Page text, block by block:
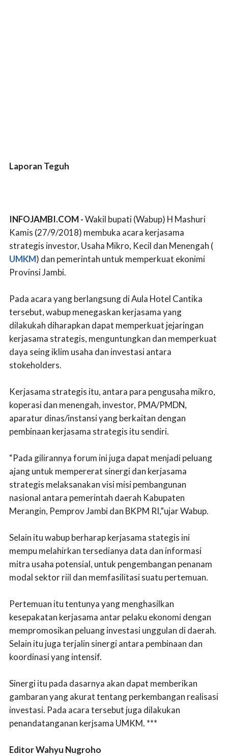
Laporan Teguh
INFOJAMBI.COM -Wakil bupati (Wabup) H Mashuri
Kamis (27/9/2018) membuka acara kerjasama
strategis investor, Usaha Mikro, Kecil dan Menengah (
UMKM) dan pemerintah untuk memperkuat ekonimi
Provinsi Jambi.
Pada acara yang berlangsung di Aula Hotel Cantika
tersebut, wabup menegaskan kerjasama yang
dilakukah diharapkan dapat memperkuat jejaringan
kerjasama strategis, menguntungkan dan memperkuat
daya seing iklim usaha dan investasi antara
stokeholders.
Kerjasama strategis itu, antara para pengusaha mikro,
koperasi dan menengah, investor, PMA/PMDN,
aparatur dinas/instansi yang berkaitan dengan
pembinaan kerjasama strategis itu sendiri.
“Pada gilirannya forum ini juga dapat menjadi peluang
ajang untuk mempererat sinergi dan kerjasama
strategis melaksanakan visi misi pembangunan
nasional antara pemerintah daerah Kabupaten
Merangin, Pemprov Jambi dan BKPM RI,”ujar Wabup.
Selain itu wabup berharap kerjasama stategis ini
mempu melahirkan tersedianya data dan informasi
mitra usaha potensial, untuk pengembangan penanam
modal sektor riil dan memfasilitasi suatu pertemuan.
Pertemuan itu tentunya yang menghasilkan
kesepakatan kerjasama antar pelaku ekonomi dengan
mempromosikan peluang investasi unggulan di daerah.
Selain itu juga terjalin sinergi antara pembinaan dan
koordinasi yang intensif.
Sinergi itu pada dasarnya akan dapat memberikan
gambaran yang akurat tentang perkembangan realisasi
investasi. Pada acara tersebut juga dilakukan
penandatanganan kerjsama UMKM. ***
Editor Wahyu Nugroho